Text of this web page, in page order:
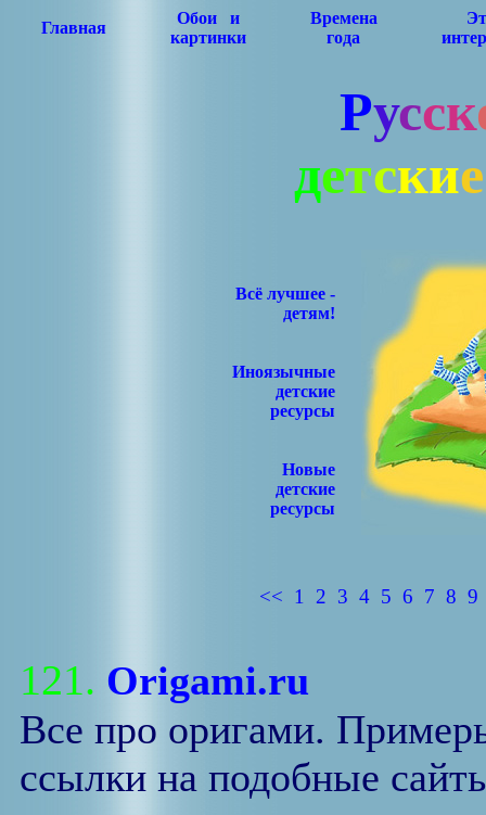
Главная
Обои и
картинки
Времена
года
Русск
детские
Всё лучшее -
детям!
Иноязычные
детские
ресурсы
Новые
детские
ресурсы
<< 1 2 3 4 5 6 7 8 9
121. Оrigami.ru
Все про оригами.
ссылки на подобные